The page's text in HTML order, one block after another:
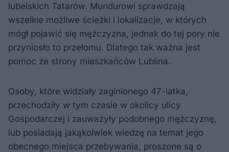
lubelskich Tatarów. Mundurowi sprawdzają
wszelkie możliwe ścieżki i lokalizacje, w których
mógł pojawić się mężczyzna, jednak do tej pory nie
przyniosło to przełomu. Dlatego tak ważna jest
pomoc ze strony mieszkańców Lublina.
Osoby, które widziały zaginionego 47-latka,
przechodziły w tym czasie w okolicy ulicy
Gospodarczej i zauważyły podobnego mężczyznę,
lub posiadają jakąkolwiek wiedzę na temat jego
obecnego miejsca przebywania, proszone są o